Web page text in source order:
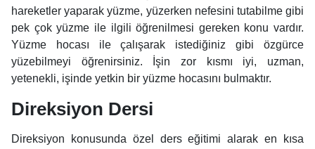
hareketler yaparak yüzme, yüzerken nefesini tutabilme gibi
pek çok yüzme ile ilgili öğrenilmesi gereken konu vardır.
Yüzme hocası ile çalışarak istediğiniz gibi özgürce
yüzebilmeyi öğrenirsiniz. İşin zor kısmı iyi, uzman,
yetenekli, işinde yetkin bir yüzme hocasını bulmaktır.
Direksiyon Dersi
Direksiyon konusunda özel ders eğitimi alarak en kısa